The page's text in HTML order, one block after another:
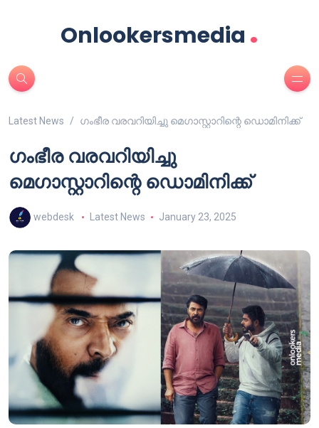
Onlookersmedia .
Latest News ഗംഭീര വരവറിയിച്ചു മെഗാസ്റ്റാറിന്റെ ഡൊമിനിക്ക്
ഗംഭീര വരവറിയിച്ചു
മെഗാസ്റ്റാറിന്റെ ഡൊമിനിക്ക്
webdesk Latest News January 23, 2025